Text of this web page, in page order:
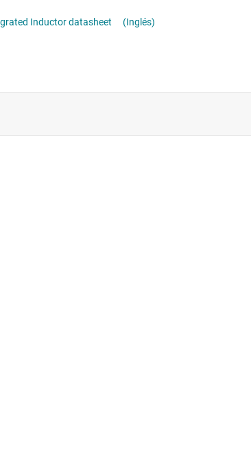
TPSM82902, 2-A, 3-V to 17-V, High Efficiency and Low IQ Buck Converter Module in a MicroSiPTM Package with an Integrated Inductor datasheet
(Inglés)